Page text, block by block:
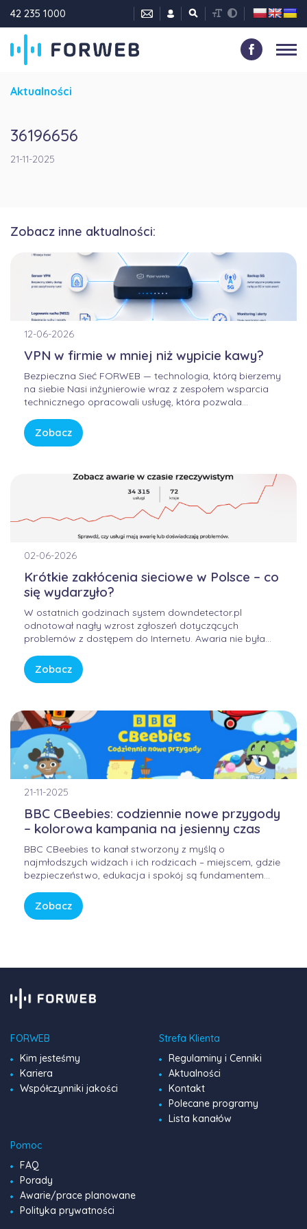
42 235 1000
Aktualności
36196656
21-11-2025
Zobacz inne aktualności:
12-06-2026
VPN w firmie w mniej niż wypicie kawy?
Bezpieczna Sieć FORWEB — technologia, którą bierzemy
na siebie Nasi inżynierowie wraz z zespołem wsparcia
technicznego opracowali usługę, która pozwala
przewidywalny. Bez samodzielnego konfigurowania
skomplikowanych urządzeń, bez studiowania
Zobacz
02-06-2026
Krótkie zakłócenia sieciowe w Polsce – co
się wydarzyło?
W ostatnich godzinach system downdetector.pl
odnotował nagły wzrost zgłoszeń dotyczących
problemów z dostępem do Internetu. Awaria nie była
lecz wynikała z przejściowego błędu w globalnej
infrastrukturze trasowania danych. Internet przypomina
Zobacz
21-11-2025
BBC CBeebies: codziennie nowe przygody
– kolorowa kampania na jesienny czas
BBC CBeebies to kanał stworzony z myślą o
najmłodszych widzach i ich rodzicach – miejscem, gdzie
bezpieczeństwo, edukacja i spokój są fundamentem
tempa, CBeebies oferuje przestrzeń, w której dzieci
mogą odkrywać świat w sposób bezpieczny, kreatywny i
Zobacz
FORWEB
Kim jesteśmy
Kariera
Współczynniki jakości
Strefa Klienta
Regulaminy i Cenniki
Aktualności
Kontakt
Polecane programy
Lista kanałów
Pomoc
FAQ
Porady
Awarie/prace planowane
Polityka prywatności